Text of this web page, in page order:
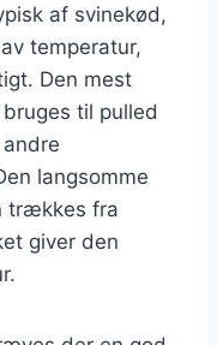
af svinekød,
temperatur,
Den mest
til pulled
langsomme
trækkes fra
giver den